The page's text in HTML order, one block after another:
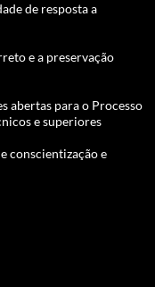
de resposta a
e a preservação
abertas para o Processo
e superiores
conscientização e